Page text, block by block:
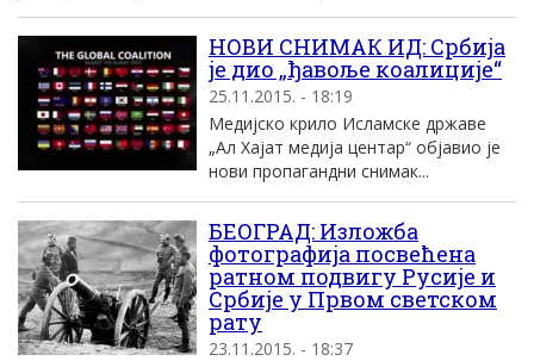
НОВИ СНИМАК ИД: Србија
је дио „ђавоље коалиције“
25.11.2015. - 18:19
Медијско крило Исламске државе
„Ал Хајат медија центар“ објавио је
нови пропагандни снимак...
БЕОГРАД: Изложба
фотографија посвећена
ратном подвигу Русије и
Србије у Првом светском
рату
23.11.2015. - 18:37